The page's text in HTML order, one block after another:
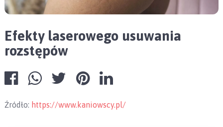
Efekty laserowego usuwania
rozstępów
Źródło: https://www.kaniowscy.pl/